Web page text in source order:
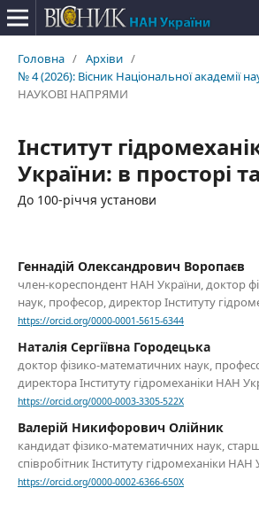
Головна / Архіви /
№ 4 (2026): Вісник Національної академії
НАУКОВІ НАПРЯМИ
Інститут
України: в просторі
До 100-річчя установи
Геннадій Олександрович Воропаєв
член-кореспондент НАН України, доктор
наук, професор, директор Інституту
https://orcid.org/0000-0001-5615-6344
Наталія Сергіївна Городецька
доктор фізико-математичних наук,
директора Інституту гідромеханіки НАН
https://orcid.org/0000-0003-3305-522X
Валерій Никифорович Олійник
кандидат фізико-математичних наук,
співробітник Інституту гідромеханіки НАН
https://orcid.org/0000-0002-6366-650X